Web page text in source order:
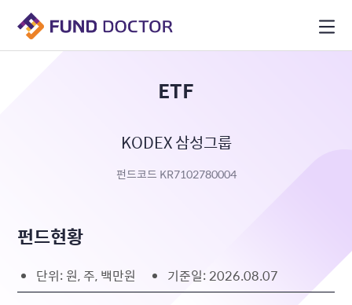
ETF
KODEX 삼성그룹
펀드코드 KR7102780004
펀드현황
단위: 원, 주, 백만원 기준일: 2026.08.07